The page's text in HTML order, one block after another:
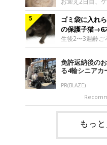
さんは、公園の
ト）。こちらは
一枚。ゴハンを
ゃんは眠くなり
でうとうとし始
紹介するのは、
@Kingponzuさ
材時1才）の成
モちゃんが生後
枚。飼い主さん
です。子猫時代
@Kingponzuそ
り”する姿を見
今も見せる愛ら
お迎え2日目、
ももちゃん“お
@poocoonyan
ユーザー
ちゃん（取材時
こちらの動画は
を過ぎたころ、
もの。新しい環
ため、当時はケ
た。鳴いてアピ
ゴミ袋に入れ
の保護子猫→6
に！ 美しい黒
とくる
生後2〜3週齢ご
った小さな命。
子猫は今、家族
しました。ゴミ
モグラのような
たころの、生後
ん。
X（旧Twitter）
の愛猫・ドンち
本名：ドミトリ
ゃんは、保護猫
かったのは、飼
免許返納後の
る4輪シニアカ
PR(BLAZE)
もっ